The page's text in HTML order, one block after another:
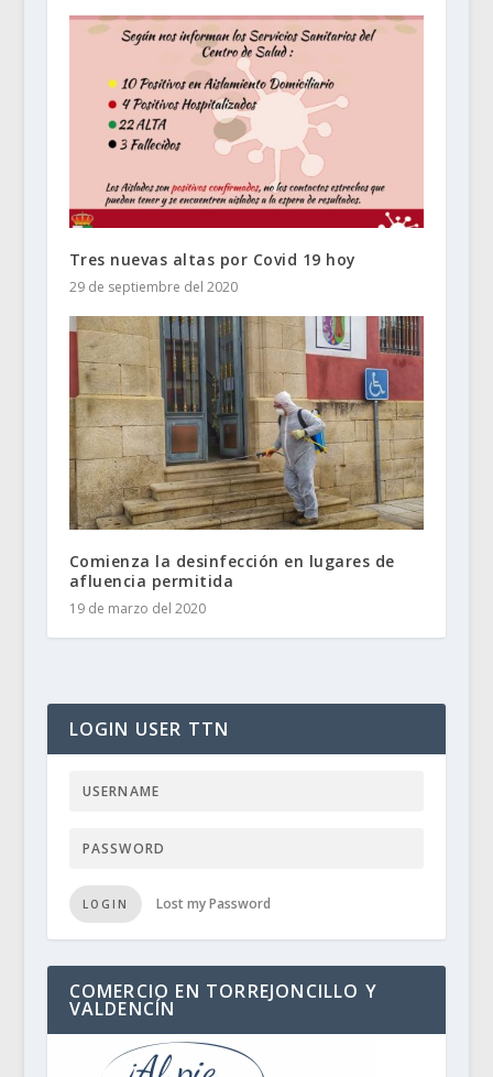
Tres nuevas altas por Covid 19 hoy
29 de septiembre del 2020
Comienza la desinfección en lugares de
afluencia permitida
19 de marzo del 2020
LOGIN USER TTN
LOGIN Lost my Password
COMERCIO EN TORREJONCILLO Y
VALDENCÍN